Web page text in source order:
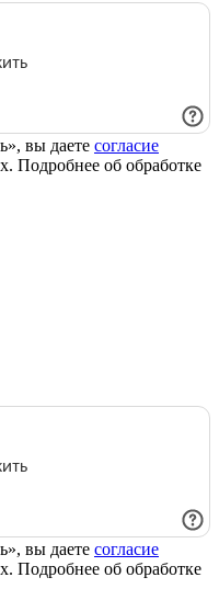
вы даете согласие
Подробнее об обработке
вы даете согласие
Подробнее об обработке